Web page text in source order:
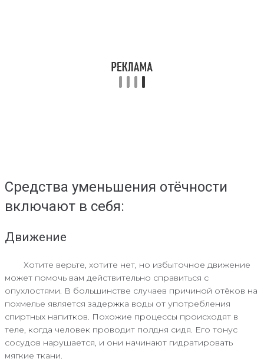
Средства уменьшения отёчности
включают в себя:
Движение
Хотите верьте, хотите нет, но избыточное движение
может помочь вам действительно справиться с
опухлостями. В большинстве случаев причиной отёков на
похмелье является задержка воды от употребления
спиртных напитков. Похожие процессы происходят в
теле, когда человек проводит полдня сидя. Его тонус
сосудов нарушается, и они начинают гидратировать
мягкие ткани.